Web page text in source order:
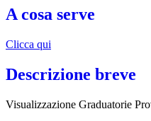
A cosa serve
Clicca qui
Descrizione breve
Visualizzazione Graduatorie